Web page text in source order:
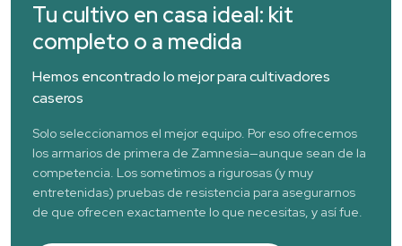
Tu cultivo en casa ideal: kit
completo o a medida
Hemos encontrado lo mejor para cultivadores
caseros
Solo seleccionamos el mejor equipo. Por eso ofrecemos
los armarios de primera de Zamnesia—aunque sean de la
competencia. Los sometimos a rigurosas (y muy
entretenidas) pruebas de resistencia para asegurarnos
de que ofrecen exactamente lo que necesitas, y así fue.